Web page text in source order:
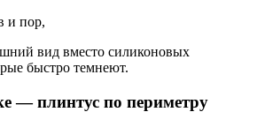
и пор,
вид вместо силиконовых
быстро темнеют.
— плинтус по периметру